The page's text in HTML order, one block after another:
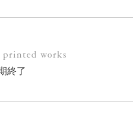
printed works
終了